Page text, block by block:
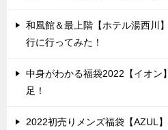
和風館＆最上階【ホテル湯西川
行に行ってみた！
中身がわかる福袋2022【イオン
足！
2022初売りメンズ福袋【AZUL